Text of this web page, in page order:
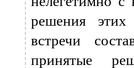
решения этих
встречи
принятые